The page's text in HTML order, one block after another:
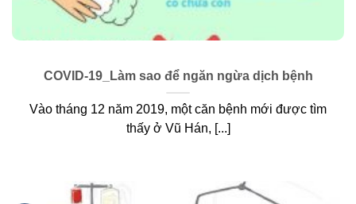
COVID-19_Làm sao để ngăn ngừa dịch bệnh
Vào tháng 12 năm 2019, một căn bệnh mới được tìm
thấy ở Vũ Hán, [...]